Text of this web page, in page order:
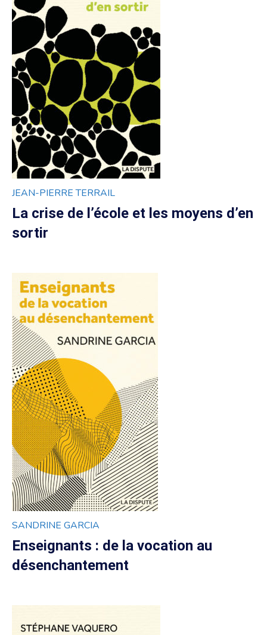
JEAN-PIERRE TERRAIL
La crise de l’école et les moyens d’en
sortir
SANDRINE GARCIA
Enseignants : de la vocation au
désenchantement